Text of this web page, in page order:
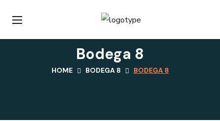
Bodega 8
HOME BODEGA 8 BODEGA 8